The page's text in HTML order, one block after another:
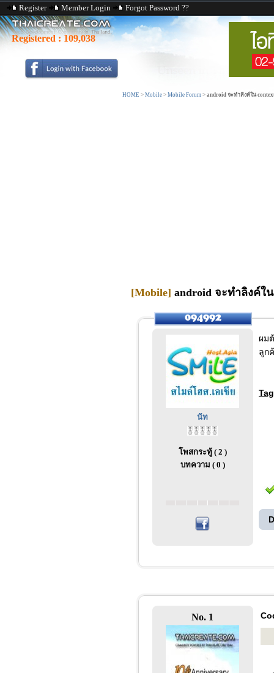
Register Member Login Forgot Password ??
Registered : 109,038
HOME > Mobile > Mobile Forum > android จะทำลิงค์ใน
[Mobile] android จะทำลิงค์ใน
นัท
โพสกระทู้ ( 2 )
บทความ ( 0 )
ผม
ลูก
Tag
No. 1